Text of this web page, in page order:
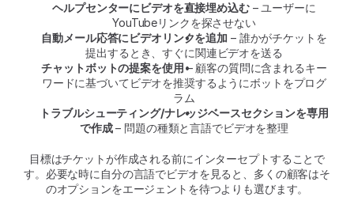
ヘルプセンターにビデオを直接埋め込む – ユーザーに
YouTubeリンクを探させない
自動メール応答にビデオリンクを追加 – 誰かがチケットを
提出するとき、すぐに関連ビデオを送る
チャットボットの提案を使用 – 顧客の質問に含まれるキー
ワードに基づいてビデオを推奨するようにボットをプログ
ラム
トラブルシューティング/ナレッジベースセクションを専用
で作成 – 問題の種類と言語でビデオを整理
目標はチケットが作成される前にインターセプトすることで
す。必要な時に自分の言語でビデオを見ると、多くの顧客はそ
のオプションをエージェントを待つよりも選びます。